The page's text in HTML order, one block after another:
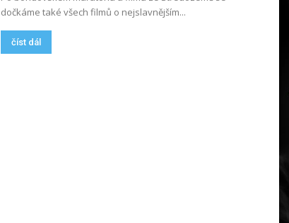
dočkáme také všech filmů o nejslavnějším...
číst dál